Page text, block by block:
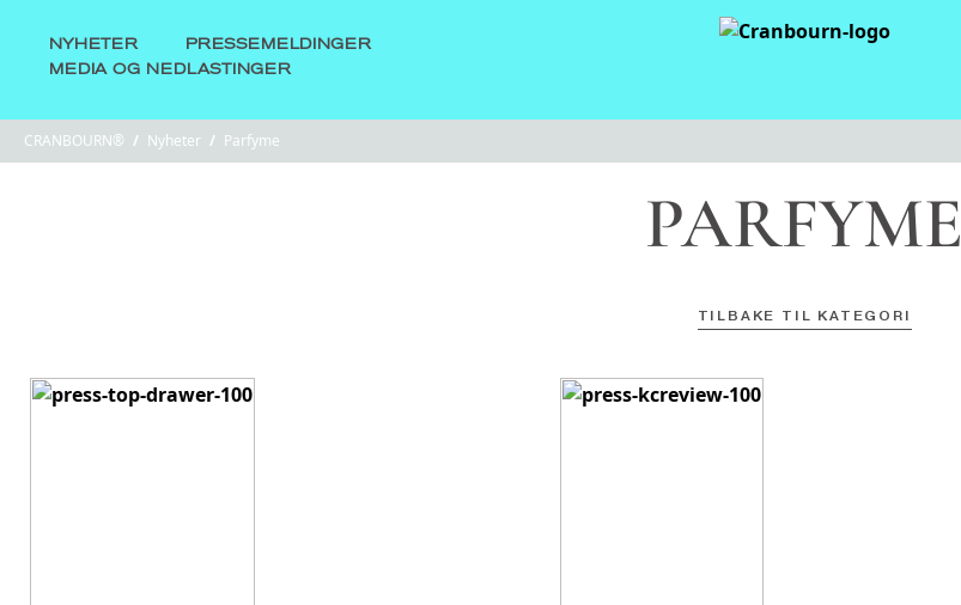
NYHETER PRESSEMELDINGER
MEDIA OG NEDLASTINGER
CRANBOURN® / Nyheter / Parfyme
PARFYME
TILBAKE TIL KATEGORI